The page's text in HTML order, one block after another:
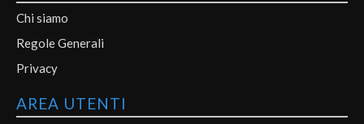
Chi siamo
Regole Generali
Privacy
AREA UTENTI